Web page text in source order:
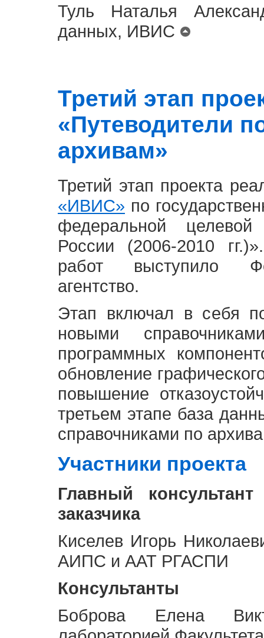
Туль Наталья
данных, ИВИС
Третий этап
«Путеводители
архивам»
Третий этап проекта
«ИВИС» по
федеральной
России (2006-2010
работ выступило
агентство.
Этап включал в себя
новыми
программных
обновление
повышение
третьем этапе база
справочниками по
Участники проекта
Главный
заказчика
Киселев Игорь
АИПС и ААТ РГАСПИ
Консультанты
Боброва Елена